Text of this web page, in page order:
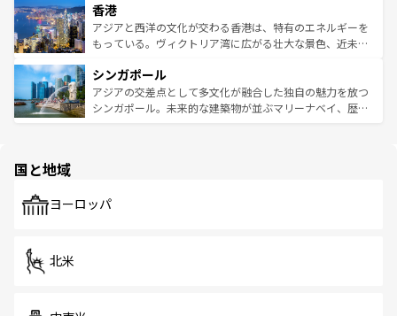
とつ。フォーやバインミー、ベトナムコーヒーなどは、ぜ
ひ現地で味わいたい。どの地域を訪れてもあたたかい人々
が旅行者を迎えてくれるので、きっと忘れられない旅にな
参照してほしい。
の活気が交差している。北部ではチェンマイなどの山岳地
帯で自然と触れ合い、南部ではプーケットやクラビの美し
いビーチでリゾート気分を楽しむことができる。タイ料理
激する。気候は一年中温暖で、どの季節にも異なる楽しみ
が待っている。親しみやすいタイの人々、仏教を中心とし
た文化、そして多様な観光資源が、訪れる旅人を魅了し続
香港
アジアと西洋の文化が交わる香港は、特有のエネルギーを
もっている。ヴィクトリア湾に広がる壮大な景色、近未来
み、どこを訪れても感動するはず。観光スポットが密集し
ており、効率よく見どころを回れるのも魅力。息をのむよ
うな絶景から文化的な体験まで、香港を存分に楽しみ尽く
シンガポール
アジアの交差点として多文化が融合した独自の魅力を放つ
シンガポール。未来的な建築物が並ぶマリーナベイ、歴史
で、ホーカーズは地元の風情を楽しめる外せないスポット
国と地域
ヨーロッパ
北米